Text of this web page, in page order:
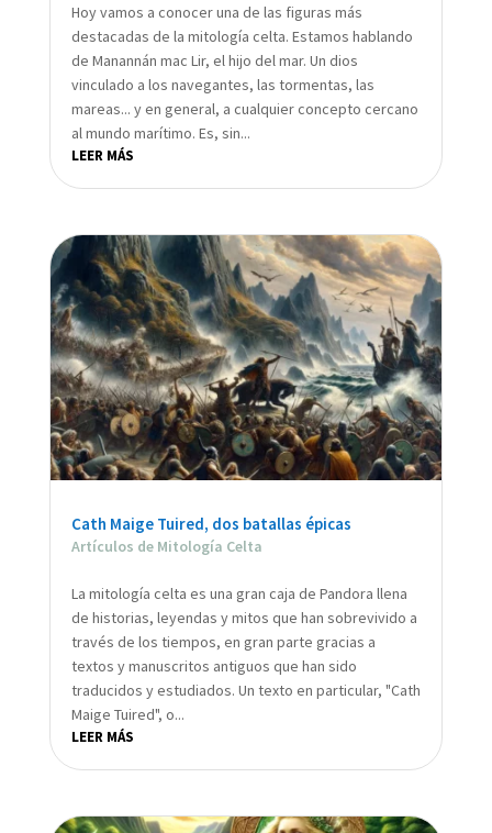
Hoy vamos a conocer una de las figuras más
destacadas de la mitología celta. Estamos hablando
de Manannán mac Lir, el hijo del mar. Un dios
vinculado a los navegantes, las tormentas, las
mareas... y en general, a cualquier concepto cercano
al mundo marítimo. Es, sin...
LEER MÁS
Cath Maige Tuired, dos batallas épicas
Artículos de Mitología Celta
La mitología celta es una gran caja de Pandora llena
de historias, leyendas y mitos que han sobrevivido a
través de los tiempos, en gran parte gracias a
textos y manuscritos antiguos que han sido
traducidos y estudiados. Un texto en particular, "Cath
Maige Tuired", o...
LEER MÁS